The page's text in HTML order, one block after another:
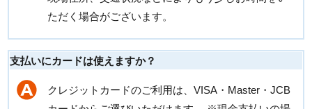
ただく場合がございます。
支払いにカードは使えますか？
クレジットカードのご利用は、VISA・Master・JCB